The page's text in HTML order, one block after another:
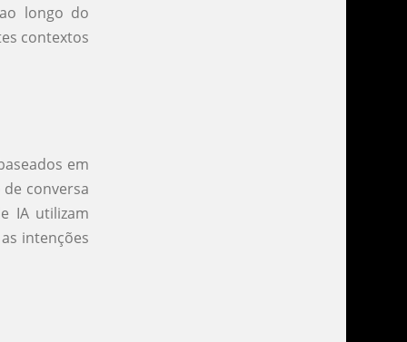
longo do
contextos
em
conversa
IA utilizam
intenções